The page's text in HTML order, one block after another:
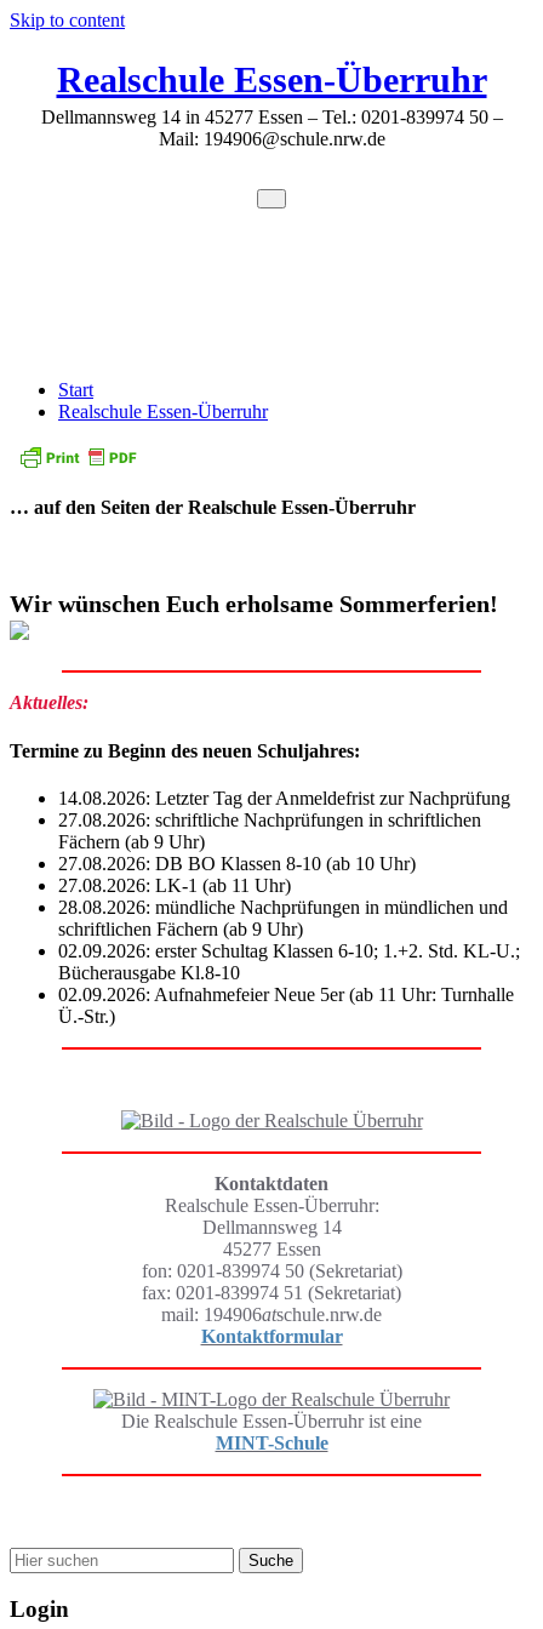
Skip to content
Realschule Essen-Überruhr
Dellmannsweg 14 in 45277 Essen – Tel.: 0201-839974 50 –
Mail: 194906@schule.nrw.de
Start
Realschule Essen-Überruhr
… auf den Seiten der Realschule Essen-Überruhr
Wir wünschen Euch erholsame Sommerferien!
Aktuelles:
Termine zu Beginn des neuen Schuljahres:
14.08.2026: Letzter Tag der Anmeldefrist zur Nachprüfung
27.08.2026: schriftliche Nachprüfungen in schriftlichen
Fächern (ab 9 Uhr)
27.08.2026: DB BO Klassen 8-10 (ab 10 Uhr)
27.08.2026: LK-1 (ab 11 Uhr)
28.08.2026: mündliche Nachprüfungen in mündlichen und
schriftlichen Fächern (ab 9 Uhr)
02.09.2026: erster Schultag Klassen 6-10; 1.+2. Std. KL-U.;
Bücherausgabe Kl.8-10
02.09.2026: Aufnahmefeier Neue 5er (ab 11 Uhr: Turnhalle
Ü.-Str.)
Kontaktdaten
Realschule Essen-Überruhr:
Dellmannsweg 14
45277 Essen
fon: 0201-839974 50 (Sekretariat)
fax: 0201-839974 51 (Sekretariat)
mail: 194906atschule.nrw.de
Kontaktformular
Die Realschule Essen-Überruhr ist eine
MINT-Schule
Login